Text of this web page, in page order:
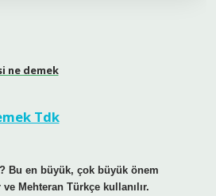
ne demek
Tdk
Bu en büyük, çok büyük önem
Mehteran Türkçe kullanılır.